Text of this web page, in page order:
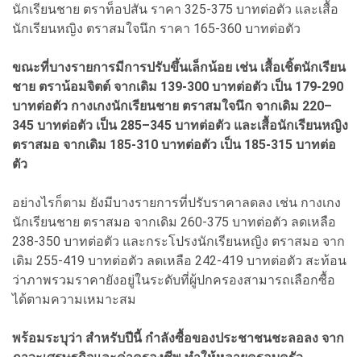
นักเรียนชาย ตราท็อปสัน ราคา 325-375 บาทต่อตัว และเสื้อ
นักเรียนหญิง ตราสมใจนึก ราคา 165-360 บาทต่อตัว
ขณะที่บางรายการมีการปรับขึ้นเล็กน้อย เช่น เสื้อเชิ้ตนักเรียน
ชาย ตราน้อมจิตต์ จากเดิม 139-300 บาทต่อตัว เป็น 179-290
บาทต่อตัว กางเกงนักเรียนชาย ตราสมใจนึก จากเดิม 220–
345 บาทต่อตัว เป็น 285–345 บาทต่อตัว และเสื้อนักเรียนหญิง
ตราสมอ จากเดิม 185-310 บาทต่อตัว เป็น 185-315 บาทต่อ
ตัว
อย่างไรก็ตาม ยังมีบางรายการที่ปรับราคาลดลง เช่น กางเกง
นักเรียนชาย ตราสมอ จากเดิม 260-375 บาทต่อตัว ลดเหลือ
238-350 บาทต่อตัว และกระโปรงนักเรียนหญิง ตราสมอ จาก
เดิม 255-419 บาทต่อตัว ลดเหลือ 242-419 บาทต่อตัว สะท้อน
ว่าภาพรวมราคายังอยู่ในระดับที่ผู้ปกครองสามารถเลือกซื้อ
ได้ตามความเหมาะสม
พร้อมระบุว่า สำหรับปีนี้ กำลังซื้อของประชาชนชะลอลง จาก